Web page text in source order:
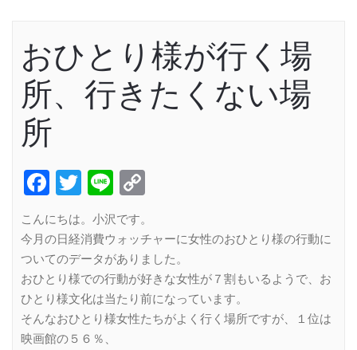
おひとり様が行く場
所、行きたくない場
所
Facebook
Twitter
Line
こんにちは。小沢です。
今月の日経消費ウォッチャーに女性のおひとり様の行動に
ついてのデータがありました。
おひとり様での行動が好きな女性が７割もいるようで、お
ひとり様文化は当たり前になっています。
そんなおひとり様女性たちがよく行く場所ですが、１位は
映画館の５６％、